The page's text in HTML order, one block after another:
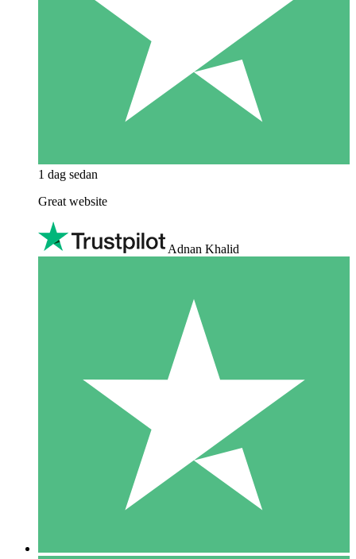
1 dag sedan
Great website
Adnan Khalid